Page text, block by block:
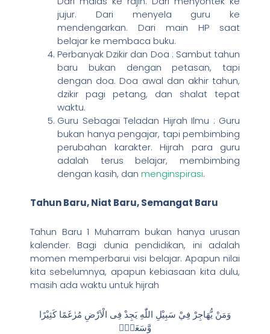
jujur. Dari menyela guru ke
mendengarkan. Dari main HP saat
belajar ke membaca buku.
Perbanyak Dzikir dan Doa : Sambut tahun
baru bukan dengan petasan, tapi
dengan doa. Doa awal dan akhir tahun,
dzikir pagi petang, dan shalat tepat
waktu.
Guru Sebagai Teladan Hijrah Ilmu : Guru
bukan hanya pengajar, tapi pembimbing
perubahan karakter. Hijrah para guru
adalah terus belajar, membimbing
dengan kasih, dan menginspirasi.
Tahun Baru, Niat Baru, Semangat Baru
Tahun Baru 1 Muharram bukan hanya urusan
kalender. Bagi dunia pendidikan, ini adalah
momen memperbarui visi belajar. Apapun nilai
kita sebelumnya, apapun kebiasaan kita dulu,
masih ada waktu untuk hijrah
وَمَنْ يُّهَاجِرْ فِيْ سَبِيْلِ اللّٰهِ يَجِدْ فِى الْاَرْضِ مُرٰغَمًا كَثِيْرًا
وَّسَعَةًۗ